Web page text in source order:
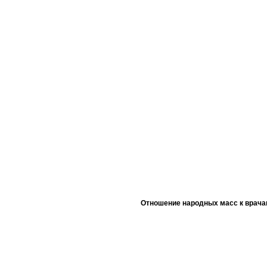
Отношение народных масс к